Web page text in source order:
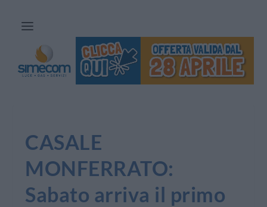
CASALE
MONFERRATO:
Sabato arriva il primo